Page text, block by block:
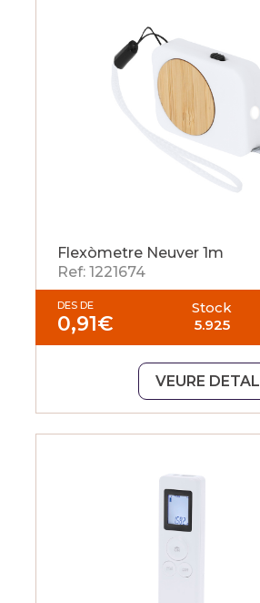
Flexòmetre Neuver 1m
Ref: 1221674
DES DE
0,91€
Stock
5.925
VEURE